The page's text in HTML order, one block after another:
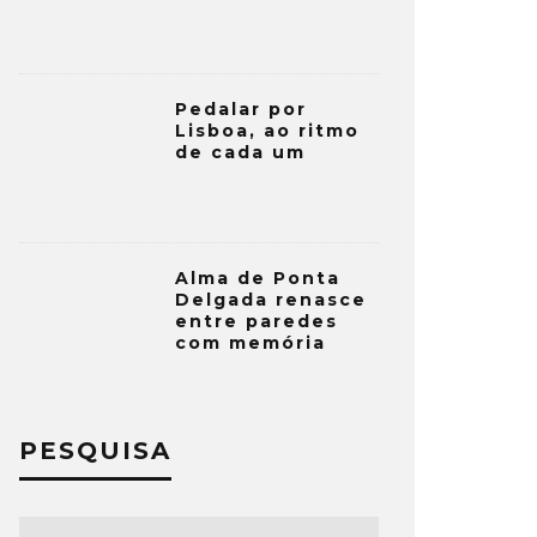
Pedalar por
Lisboa, ao ritmo
de cada um
Alma de Ponta
Delgada renasce
entre paredes
com memória
PESQUISA